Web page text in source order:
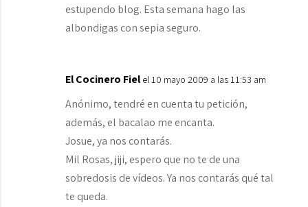
estupendo blog. Esta semana hago las
albondigas con sepia seguro.
El Cocinero Fiel el 10 mayo 2009 a las 11:53 am
Anónimo, tendré en cuenta tu petición,
además, el bacalao me encanta.
Josue, ya nos contarás.
Mil Rosas, jiji, espero que no te de una
sobredosis de vídeos. Ya nos contarás qué tal
te queda.